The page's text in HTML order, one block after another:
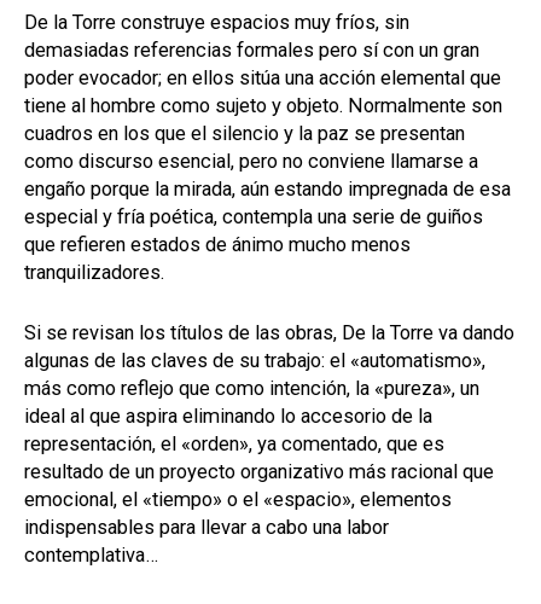
De la Torre construye espacios muy fríos, sin
demasiadas referencias formales pero sí con un gran
poder evocador; en ellos sitúa una acción elemental que
tiene al hombre como sujeto y objeto. Normalmente son
cuadros en los que el silencio y la paz se presentan
como discurso esencial, pero no conviene llamarse a
engaño porque la mirada, aún estando impregnada de esa
especial y fría poética, contempla una serie de guiños
que refieren estados de ánimo mucho menos
tranquilizadores.
Si se revisan los títulos de las obras, De la Torre va dando
algunas de las claves de su trabajo: el «automatismo»,
más como reflejo que como intención, la «pureza», un
ideal al que aspira eliminando lo accesorio de la
representación, el «orden», ya comentado, que es
resultado de un proyecto organizativo más racional que
emocional, el «tiempo» o el «espacio», elementos
indispensables para llevar a cabo una labor
contemplativa…